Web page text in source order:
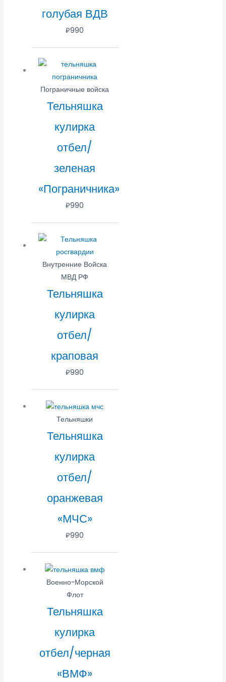
голубая ВДВ
₽990
Пограничные войска
Тельняшка
кулирка
отбел/
зеленая
«Пограничника»
₽990
Внутренние Войска
МВД РФ
Тельняшка
кулирка
отбел/
краповая
₽990
Тельняшки
Тельняшка
кулирка
отбел/
оранжевая
«МЧС»
₽990
Военно-Морской
Флот
Тельняшка
кулирка
отбел/черная
«ВМФ»